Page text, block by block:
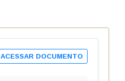
ACESSAR DOCUMENTO